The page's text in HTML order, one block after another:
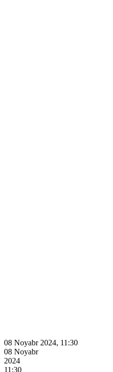
08 Noyabr 2024, 11:30
08 Noyabr
2024
11:30